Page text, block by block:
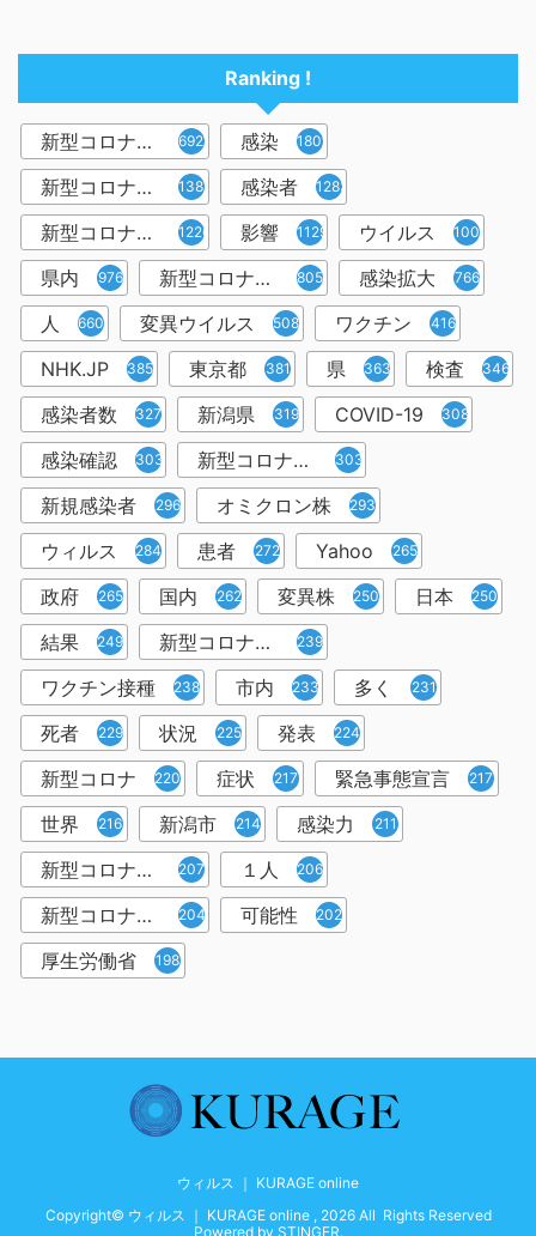
Ranking !
新型コロナウイルス 6921 感染 1809
新型コロナウィルス 1382 感染者 1283
新型コロナウイルス感染症 1226 影響 1129 ウイルス 1001
県内 976 新型コロナウイルス感染 805 感染拡大 766
人 660 変異ウイルス 508 ワクチン 416
NHK.JP 385 東京都 381 県 363 検査 346
感染者数 327 新潟県 319 COVID-19 308
感染確認 303 新型コロナウィルス感染症 303
新規感染者 296 オミクロン株 293
ウィルス 284 患者 272 Yahoo 265
政府 265 国内 262 変異株 250 日本 250
結果 249 新型コロナウイルスワクチン 239
ワクチン接種 238 市内 233 多く 231
死者 229 状況 225 発表 224
新型コロナ 220 症状 217 緊急事態宣言 217
世界 216 新潟市 214 感染力 211
新型コロナウイルス感染者 207 １人 206
新型コロナウイルス対策 204 可能性 202
厚生労働省 198
ウィルス ｜ KURAGE online
Copyright© ウィルス ｜ KURAGE online , 2026 All Rights Reserved
Powered by STINGER.